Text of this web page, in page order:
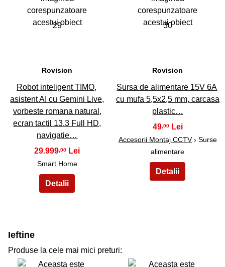
29
Rovision
Robot inteligent TIMO,
asistent AI cu Gemini Live,
vorbeste romana natural,
ecran tactil 13.3 Full HD,
navigatie…
29.999 ,00
Smart Home
30
Rovision
Sursa de alimentare 15V 6A
cu mufa 5,5x2,5 mm, carcasa
plastic…
49,00
Accesorii Montaj CCTV› Surse
alimentare
Ieftine
Produse la cele mai mici preturi: